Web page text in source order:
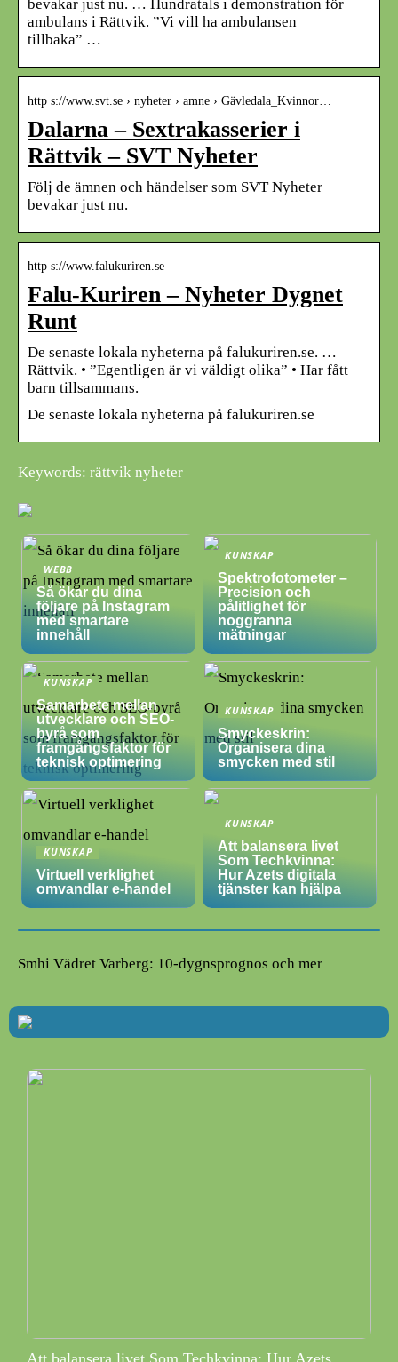
bevakar just nu. … Hundratals i demonstration för
ambulans i Rättvik. ”Vi vill ha ambulansen
tillbaka” …
http s://www.svt.se › nyheter › amne › Gävledala_Kvinnor…
Dalarna – Sextrakasserier i
Rättvik – SVT Nyheter
Följ de ämnen och händelser som SVT Nyheter
bevakar just nu.
http s://www.falukuriren.se
Falu-Kuriren – Nyheter Dygnet
Runt
De senaste lokala nyheterna på falukuriren.se. …
Rättvik. • ”Egentligen är vi väldigt olika” • Har fått
barn tillsammans.
De senaste lokala nyheterna på falukuriren.se
Keywords: rättvik nyheter
WEBB
Så ökar du dina
följare på Instagram
med smartare
innehåll
KUNSKAP
Spektrofotometer –
Precision och
pålitlighet för
noggranna
mätningar
KUNSKAP
Samarbete mellan
utvecklare och SEO-
byrå som
framgångsfaktor för
teknisk optimering
KUNSKAP
Smyckeskrin:
Organisera dina
smycken med stil
KUNSKAP
Virtuell verklighet
omvandlar e-handel
KUNSKAP
Att balansera livet
Som Techkvinna:
Hur Azets digitala
tjänster kan hjälpa
Smhi Vädret Varberg: 10-dygnsprognos och mer
Att balansera livet Som Techkvinna: Hur Azets